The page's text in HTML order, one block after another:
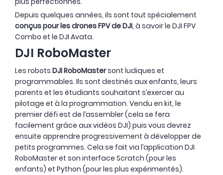
Depuis quelques années, ils sont tout spécialement
conçus pour les drones FPV de DJI, à savoir le DJI FPV
Combo et le DJI Avata.
DJI RoboMaster
Les robots DJI RoboMastersont ludiques et
programmables. Ils sont destinés aux enfants, leurs
parents et les étudiants souhaitant s’exercer au
pilotage et à la programmation. Vendu en kit, le
premier défi est de l’assembler (cela se fera
facilement grâce aux vidéos DJI) puis vous devrez
ensuite apprendre progressivement à développer de
petits programmes. Cela se fait via l’application DJI
RoboMaster et son interface Scratch (pour les
enfants) et Python (pour les plus expérimentés).